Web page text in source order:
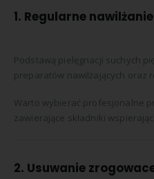
1. Regularne nawilżanie
Podstawą pielęgnacji suchych
preparatów nawilżających oraz
Warto wybierać profesjonalne
zawierające składniki
2. Usuwanie